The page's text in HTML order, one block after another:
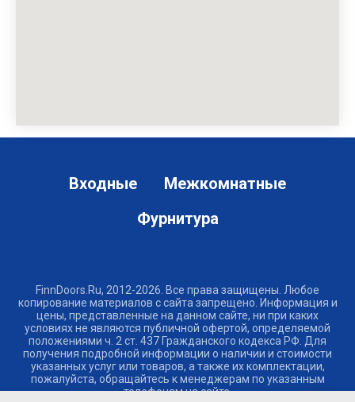
Входные
Межкомнатные
Фурнитура
FinnDoors.Ru, 2012-2026. Все права защищены. Любое
копирование материалов с сайта запрещено. Информация и
цены, представленные на данном сайте, ни при каких
условиях не являются публичной офертой, определяемой
положениями ч. 2 ст. 437 Гражданского кодекса РФ. Для
получения подробной информации о наличии и стоимости
указанных услуг или товаров, а также их комплектации,
пожалуйста, обращайтесь к менеджерам по указанным
телефонам на сайте.